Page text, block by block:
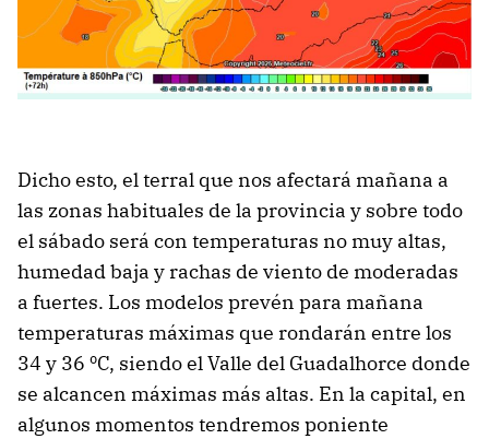
Dicho esto, el terral que nos afectará mañana a
las zonas habituales de la provincia y sobre todo
el sábado será con temperaturas no muy altas,
humedad baja y rachas de viento de moderadas
a fuertes. Los modelos prevén para mañana
temperaturas máximas que rondarán entre los
34 y 36 ºC, siendo el Valle del Guadalhorce donde
se alcancen máximas más altas. En la capital, en
algunos momentos tendremos poniente